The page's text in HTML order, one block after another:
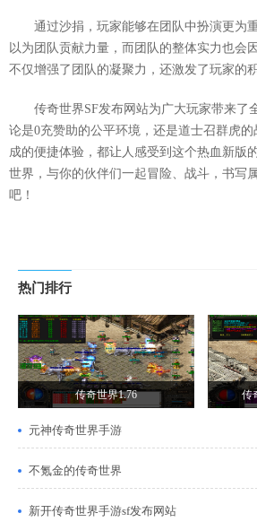
通过沙捐，玩家能够在团队中扮演更为
以为团队贡献力量，而团队的整体实力也会
不仅增强了团队的凝聚力，还激发了玩家的积
传奇世界SF发布网站为广大玩家带来了
论是0充赞助的公平环境，还是道士召群虎
成的便捷体验，都让人感受到这个热血新版
世界，与你的伙伴们一起冒险、战斗，书写
吧！
热门排行
传奇世界1.76 传
元神传奇世界手游
不氪金的传奇世界
新开传奇世界手游sf发布网站